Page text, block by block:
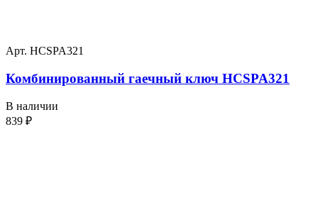
Арт. HCSPA321
Комбинированный гаечный ключ HCSPA321
В наличии
839 ₽